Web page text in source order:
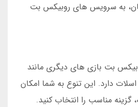
به سرویس های روبیکس بت
بت بازی های دیگری مانند
دارد. این تنوع به شما امکان
مناسب را انتخاب کنید.